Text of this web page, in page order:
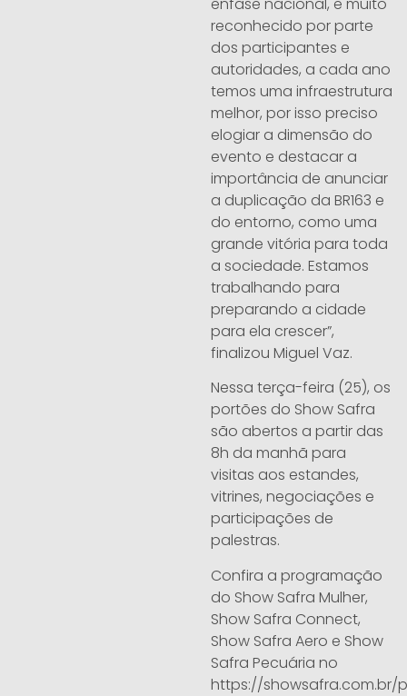
reconhecido por parte
dos participantes e
autoridades, a cada ano
temos uma infraestrutura
melhor, por isso preciso
elogiar a dimensão do
evento e destacar a
importância de anunciar
a duplicação da BR163 e
do entorno, como uma
grande vitória para toda
a sociedade. Estamos
trabalhando para
preparando a cidade
para ela crescer”,
finalizou Miguel Vaz.
Nessa terça-feira (25), os
portões do Show Safra
são abertos a partir das
8h da manhã para
visitas aos estandes,
vitrines, negociações e
participações de
palestras.
Confira a programação
do Show Safra Mulher,
Show Safra Connect,
Show Safra Aero e Show
Safra Pecuária no
https://showsafra.com.br/